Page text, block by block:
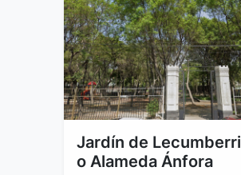
Jardín de Lecumberri
o Alameda Ánfora